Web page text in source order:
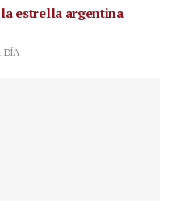
la estrella argentina
DÍA